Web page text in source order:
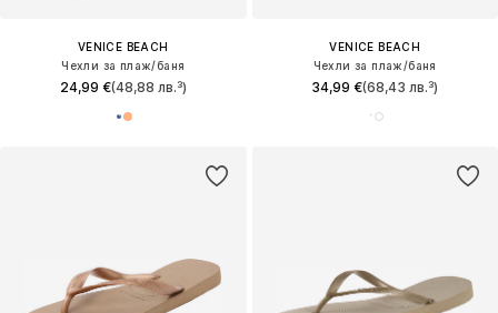
VENICE BEACH
Чехли за плаж/баня
24,99 €(48,88 лв.³)
VENICE BEACH
Чехли за плаж/баня
34,99 €(68,43 лв.³)